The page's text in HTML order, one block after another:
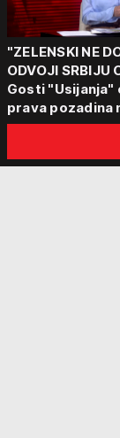
"ZELENSKI NE
ODVOJI SRBIJU
Gosti
prava pozadina
posete